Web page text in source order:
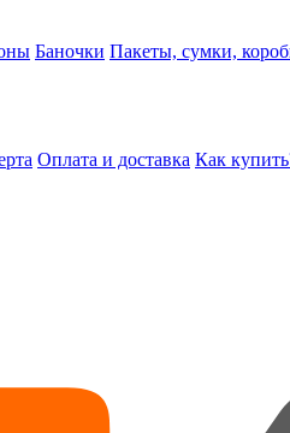
Баночки Пакеты, сумки,
Оплата и доставка Как